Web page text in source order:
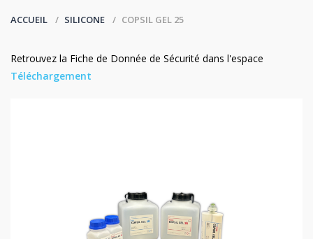
ACCUEIL SILICONE COPSIL GEL 25
Retrouvez la Fiche de Donnée de Sécurité dans l'espace
Téléchargement